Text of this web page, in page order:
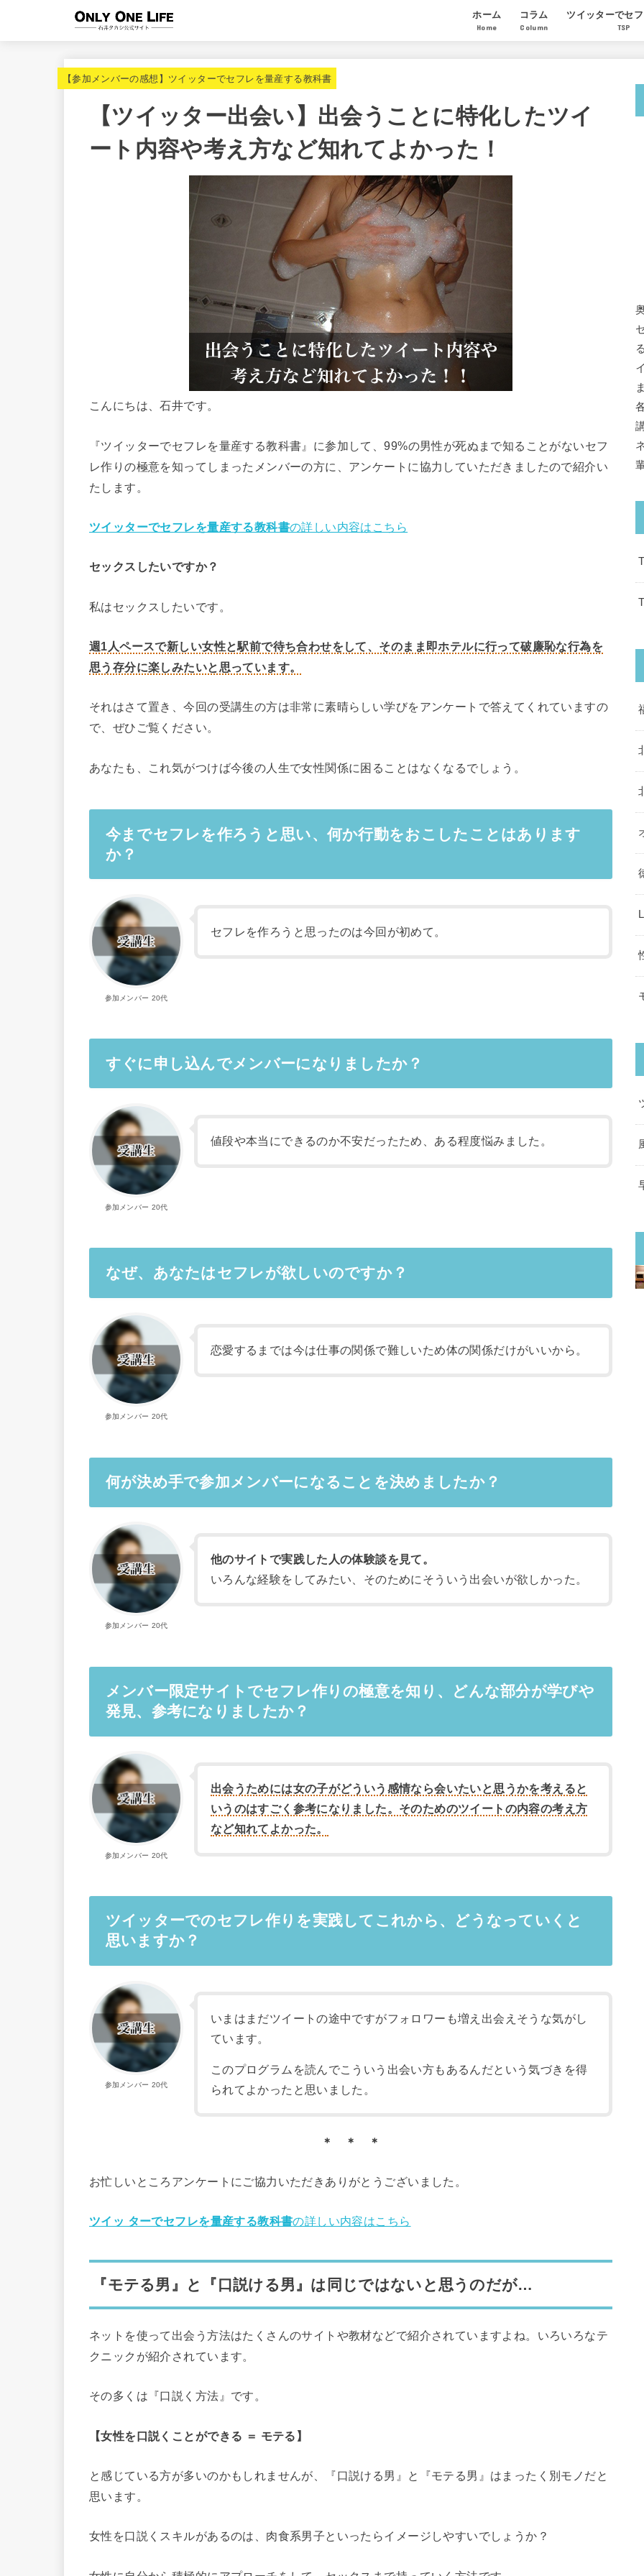
ホーム
Home
コラム
Column
ツイッターでセ
TSP
【参加メンバーの感想】ツイッターでセフレを量産する教科書
【ツイッター出会い】出会うことに特化したツイ
ート内容や考え方など知れてよかった！
こんにちは、石井です。
『ツイッターでセフレを量産する教科書』に参加して、99%の男性が死ぬまで知ることがないセフ
レ作りの極意を知ってしまったメンバーの方に、アンケートに協力していただきましたので紹介い
たします。
ツイッターでセフレを量産する教科書の詳しい内容はこちら
セックスしたいですか？
私はセックスしたいです。
週1人ペースで新しい女性と駅前で待ち合わせをして、そのまま即ホテルに行って破廉恥な行為を
思う存分に楽しみたいと思っています。
それはさて置き、今回の受講生の方は非常に素晴らしい学びをアンケートで答えてくれていますの
で、ぜひご覧ください。
あなたも、これ気がつけば今後の人生で女性関係に困ることはなくなるでしょう。
今までセフレを作ろうと思い、何か行動をおこしたことはあります
か？
参加メンバー 20代
セフレを作ろうと思ったのは今回が初めて。
すぐに申し込んでメンバーになりましたか？
参加メンバー 20代
値段や本当にできるのか不安だったため、ある程度悩みました。
なぜ、あなたはセフレが欲しいのですか？
参加メンバー 20代
恋愛するまでは今は仕事の関係で難しいため体の関係だけがいいから。
何が決め手で参加メンバーになることを決めましたか？
参加メンバー 20代
他のサイトで実践した人の体験談を見て。
いろんな経験をしてみたい、そのためにそういう出会いが欲しかった。
メンバー限定サイトでセフレ作りの極意を知り、どんな部分が学びや
発見、参考になりましたか？
参加メンバー 20代
出会うためには女の子がどういう感情なら会いたいと思うかを考えると
いうのはすごく参考になりました。そのためのツイートの内容の考え方
など知れてよかった。
ツイッターでのセフレ作りを実践してこれから、どうなっていくと
思いますか？
参加メンバー 20代
いまはまだツイートの途中ですがフォロワーも増え出会えそうな気がし
ています。
このプログラムを読んでこういう出会い方もあるんだという気づきを得
られてよかったと思いました。
＊ ＊ ＊
お忙しいところアンケートにご協力いただきありがとうございました。
ツイッ ターでセフレを量産する教科書の詳しい内容はこちら
『モテる男』と『口説ける男』は同じではないと思うのだが…
ネットを使って出会う方法はたくさんのサイトや教材などで紹介されていますよね。いろいろなテ
クニックが紹介されています。
その多くは『口説く方法』です。
【女性を口説くことができる ＝ モテる】
と感じている方が多いのかもしれませんが、『口説ける男』と『モテる男』はまったく別モノだと
思います。
女性を口説くスキルがあるのは、肉食系男子といったらイメージしやすいでしょうか？